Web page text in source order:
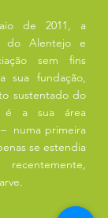
de 2011, a
do Alentejo e
sem fins
sua fundação,
sustentado do
é a sua área
numa primeira
se estendia